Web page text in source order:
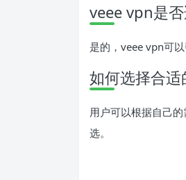
veee vpn是
是的，veee vpn可
如何选择合适
用户可以根据自己
选。